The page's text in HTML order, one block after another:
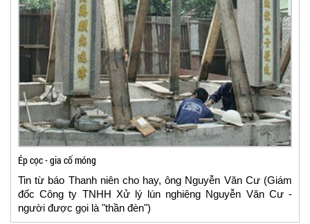
Ép cọc - gia cố móng
Tin từ báo Thanh niên cho hay, ông Nguyễn Văn Cư (Giám
đốc Công ty TNHH Xử lý lún nghiêng Nguyễn Văn Cư -
người được gọi là "thần đèn")